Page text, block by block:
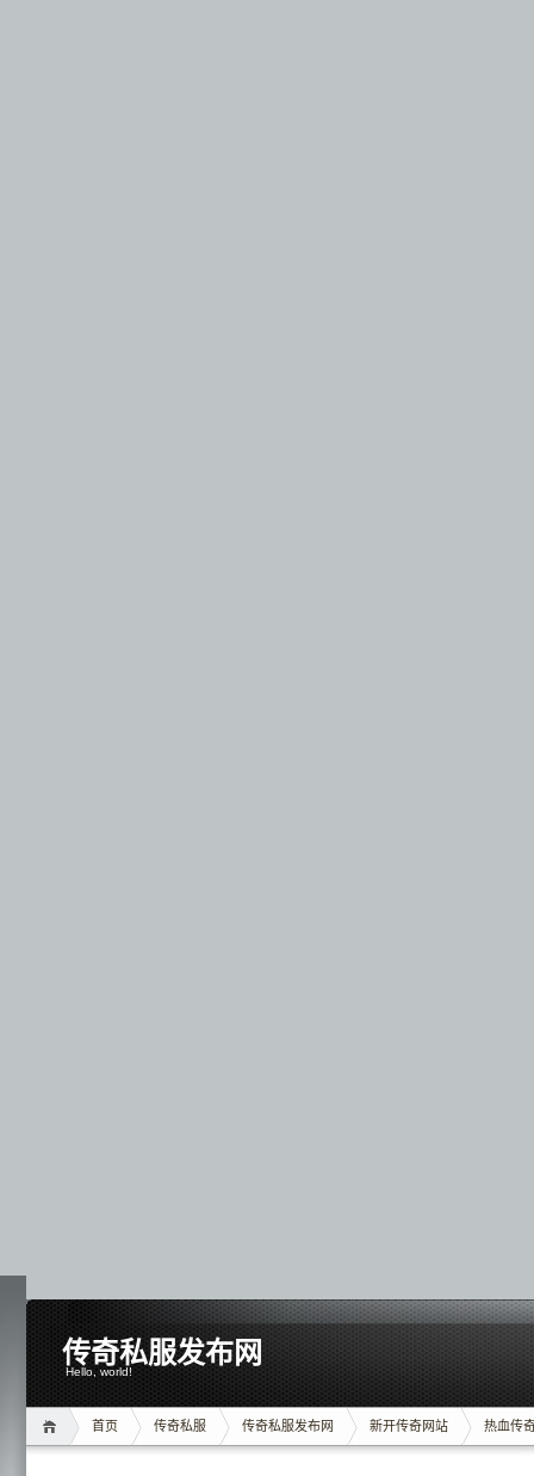
传奇私服发布网
Hello, world!
首页 传奇私服 传奇私服发布网 新开传奇网站 热血传